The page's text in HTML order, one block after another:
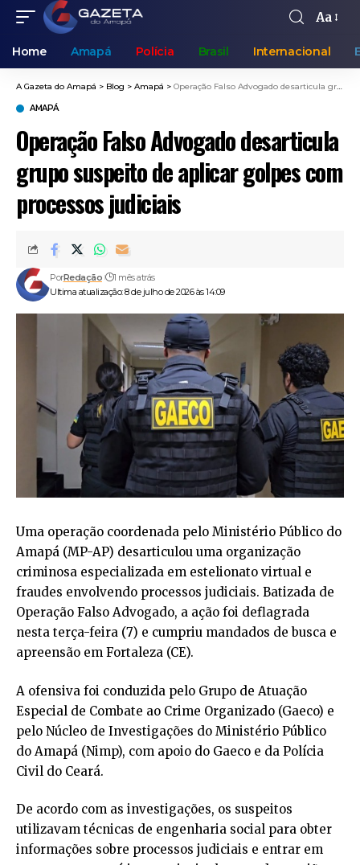
Aa
Home Amapá Polícia Brasil Internacional
A Gazeta do Amapá > Blog > Amapá > Operação Falso Advogado desarticula grupo suspeito de aplicar golpes com processos judiciais
AMAPÁ
Operação Falso Advogado desarticula
grupo suspeito de aplicar golpes com
processos judiciais
Ultima atualização: 8 de julho de 2026 às 14:09
PorRedação 1 mês atrás
Uma operação coordenada pelo Ministério Público do
Amapá (MP-AP) desarticulou uma organização
criminosa especializada em estelionato virtual e
fraudes envolvendo processos judiciais. Batizada de
Operação Falso Advogado, a ação foi deflagrada
nesta terça-feira (7) e cumpriu mandados de busca e
apreensão em Fortaleza (CE).
A ofensiva foi conduzida pelo Grupo de Atuação
Especial de Combate ao Crime Organizado (Gaeco) e
pelo Núcleo de Investigações do Ministério Público
do Amapá (Nimp), com apoio do Gaeco e da Polícia
Civil do Ceará.
De acordo com as investigações, os suspeitos
utilizavam técnicas de engenharia social para obter
informações sobre processos judiciais e entrar em